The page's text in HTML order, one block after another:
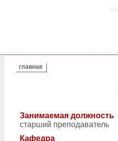
ВЫ ЗДЕСЬ
главная
Занимаемая должность
старший преподаватель
Кафедра